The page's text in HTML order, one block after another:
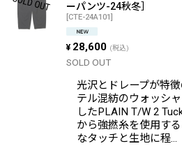
ーパンツ-24秋冬］
[CTE-24A101]
¥ 28,600 (税込)
SOLD OUT
光沢とドレープが特
テル混紡のウォッシ
したPLAIN T/W 2
から強撚糸を使用す
なタッチと生地に程…